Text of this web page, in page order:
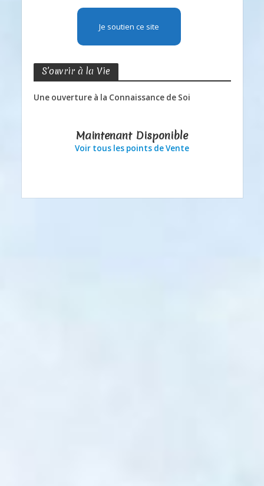
Je soutien ce site
S’ouvrir à la Vie
Une ouverture à la Connaissance de Soi
Maintenant Disponible
Voir tous les points de Vente